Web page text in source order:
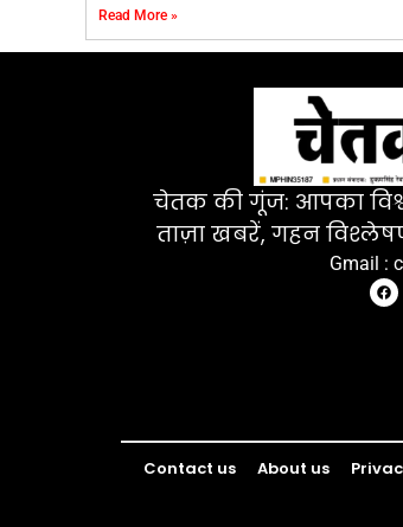
Read More »
चेतक की गूंज: आपका
ताज़ा खबरें, गहन
Gmail :
Contact us About us